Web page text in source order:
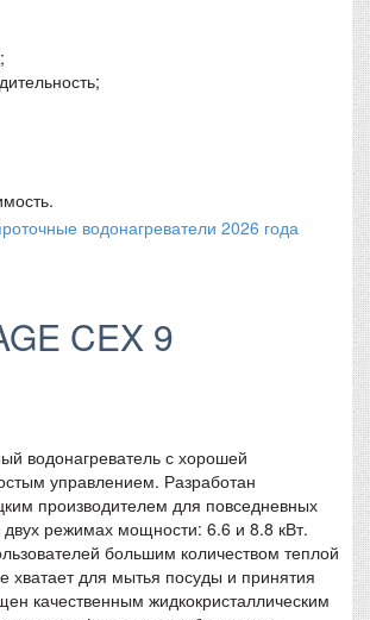
CEX 9
водонагреватель с хорошей
управлением. Разработан
производителем для повседневных
двух режимах мощности: 6.6 и 8.8 кВт.
большим количеством теплой
хватает для мытья посуды и принятия
качественным жидкокристаллическим